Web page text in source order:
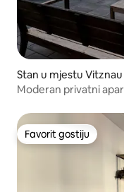
Stan u mjestu Vitznau
Moderan privatni
Favorit gostiju
Favorit gostiju